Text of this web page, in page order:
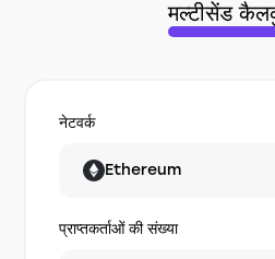
मल्टीसेंड
नेटवर्क
Ethereum
प्राप्तकर्ताओं की संख्या